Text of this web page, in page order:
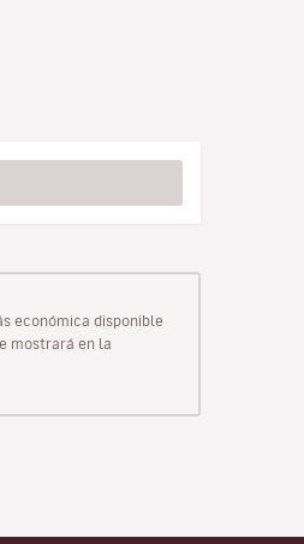
económica disponible
mostrará en la